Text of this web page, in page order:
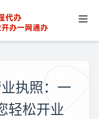
执照：一
轻松开业